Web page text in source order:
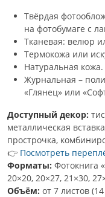
Твёрдая
на фотобумаге с
Тканевая: велюр
Термокожа или
Натуральная кожа.
Журнальная –
«Глянец» или
Доступный декор:
металлическая
прострочка,
👉 Посмотреть
Форматы: Фотокнига
20×20, 20×27, 21×30,
Объём: от 7 листов